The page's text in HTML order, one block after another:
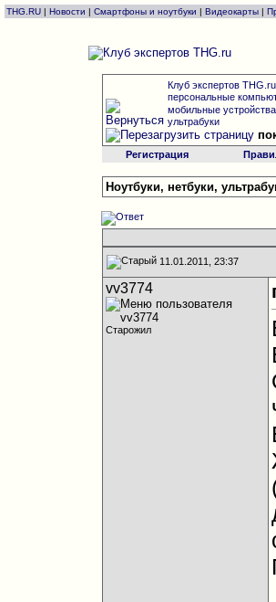
THG.RU | Новости | Смартфоны и ноутбуки | Видеокарты |
Клуб экспертов THG.ru
персональные
мобильные устройства.
ультрабуки
Регистрация
Ноутбуки, нетбуки,
11.01.2011, 23:37
vv3774
Старожил